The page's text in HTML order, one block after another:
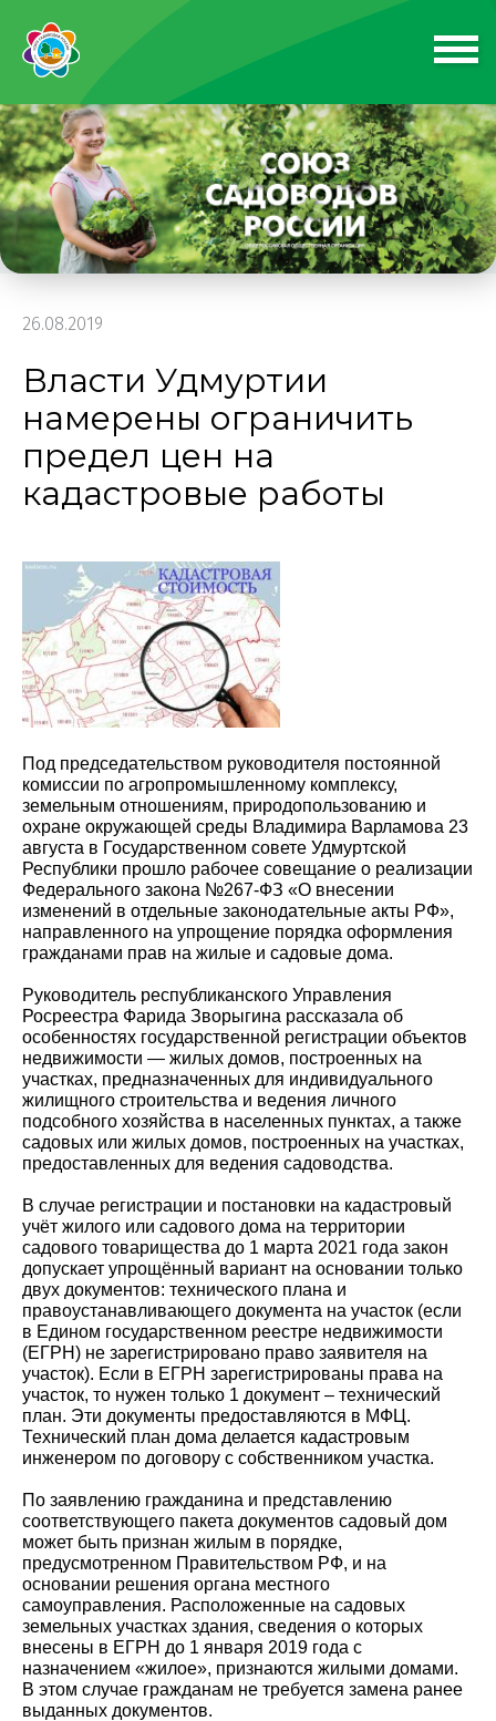
26.08.2019
Власти Удмуртии
намерены ограничить
предел цен на
кадастровые работы
Под председательством руководителя постоянной
комиссии по агропромышленному комплексу,
земельным отношениям, природопользованию и
охране окружающей среды Владимира Варламова 23
августа в Государственном совете Удмуртской
Республики прошло рабочее совещание о реализации
Федерального закона №267-ФЗ «О внесении
изменений в отдельные законодательные акты РФ»,
направленного на упрощение порядка оформления
гражданами прав на жилые и садовые дома.
Руководитель республиканского Управления
Росреестра Фарида Зворыгина рассказала об
особенностях государственной регистрации объектов
недвижимости — жилых домов, построенных на
участках, предназначенных для индивидуального
жилищного строительства и ведения личного
подсобного хозяйства в населенных пунктах, а также
садовых или жилых домов, построенных на участках,
предоставленных для ведения садоводства.
В случае регистрации и постановки на кадастровый
учёт жилого или садового дома на территории
садового товарищества до 1 марта 2021 года закон
допускает упрощённый вариант на основании только
двух документов: технического плана и
правоустанавливающего документа на участок (если
в Едином государственном реестре недвижимости
(ЕГРН) не зарегистрировано право заявителя на
участок). Если в ЕГРН зарегистрированы права на
участок, то нужен только 1 документ – технический
план. Эти документы предоставляются в МФЦ.
Технический план дома делается кадастровым
инженером по договору с собственником участка.
По заявлению гражданина и представлению
соответствующего пакета документов садовый дом
может быть признан жилым в порядке,
предусмотренном Правительством РФ, и на
основании решения органа местного
самоуправления. Расположенные на садовых
земельных участках здания, сведения о которых
внесены в ЕГРН до 1 января 2019 года с
назначением «жилое», признаются жилыми домами.
В этом случае гражданам не требуется замена ранее
выданных документов.